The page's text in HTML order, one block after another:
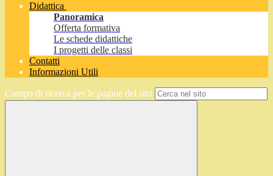
Didattica
Panoramica
Offerta formativa
Le schede didattiche
I progetti delle classi
Contatti
Informazioni Utili
Campo di ricerca per le pagine del sito